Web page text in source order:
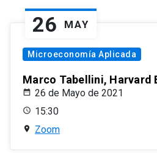
26 MAY
Microeconomía Aplicada
Marco Tabellini, Harvard
26 de Mayo de 2021
15:30
Zoom